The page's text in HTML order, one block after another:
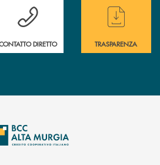
delle filiali
Hai bisogno di assistenza immediata ?
DIRETTO
Hai bisogno di
TRASPARENZA